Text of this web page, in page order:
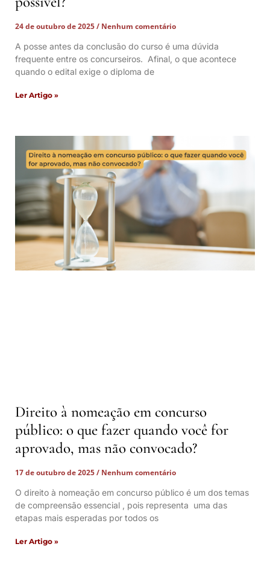
24 de outubro de 2025
Nenhum comentário
A posse antes da conclusão do curso é uma dúvida
frequente entre os concurseiros. Afinal, o que acontece
quando o edital exige o diploma de
Ler Artigo »
Direito à nomeação em concurso
público: o que fazer quando você for
aprovado, mas não convocado?
17 de outubro de 2025
Nenhum comentário
O direito à nomeação em concurso público é um dos temas
de compreensão essencial , pois representa uma das
etapas mais esperadas por todos os
Ler Artigo »